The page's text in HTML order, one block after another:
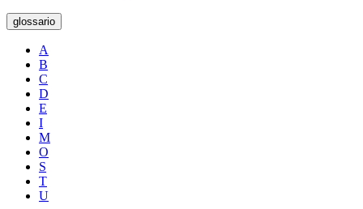
glossario
A
B
C
D
E
I
M
O
S
T
U